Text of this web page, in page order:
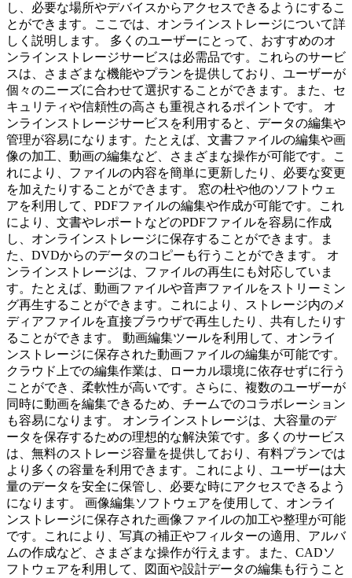
し、必要な場所やデバイスからアクセスできるようにするこ
とができます。ここでは、オンラインストレージについて詳
しく説明します。 多くのユーザーにとって、おすすめのオ
ンラインストレージサービスは必需品です。これらのサービ
スは、さまざまな機能やプランを提供しており、ユーザーが
個々のニーズに合わせて選択することができます。また、セ
キュリティや信頼性の高さも重視されるポイントです。 オ
ンラインストレージサービスを利用すると、データの編集や
管理が容易になります。たとえば、文書ファイルの編集や画
像の加工、動画の編集など、さまざまな操作が可能です。こ
れにより、ファイルの内容を簡単に更新したり、必要な変更
を加えたりすることができます。 窓の杜や他のソフトウェ
アを利用して、PDFファイルの編集や作成が可能です。これ
により、文書やレポートなどのPDFファイルを容易に作成
し、オンラインストレージに保存することができます。ま
た、DVDからのデータのコピーも行うことができます。 オ
ンラインストレージは、ファイルの再生にも対応していま
す。たとえば、動画ファイルや音声ファイルをストリーミン
グ再生することができます。これにより、ストレージ内のメ
ディアファイルを直接ブラウザで再生したり、共有したりす
ることができます。 動画編集ツールを利用して、オンライ
ンストレージに保存された動画ファイルの編集が可能です。
クラウド上での編集作業は、ローカル環境に依存せずに行う
ことができ、柔軟性が高いです。さらに、複数のユーザーが
同時に動画を編集できるため、チームでのコラボレーション
も容易になります。 オンラインストレージは、大容量のデ
ータを保存するための理想的な解決策です。多くのサービス
は、無料のストレージ容量を提供しており、有料プランでは
より多くの容量を利用できます。これにより、ユーザーは大
量のデータを安全に保管し、必要な時にアクセスできるよう
になります。 画像編集ソフトウェアを使用して、オンライ
ンストレージに保存された画像ファイルの加工や整理が可能
です。これにより、写真の補正やフィルターの適用、アルバ
ムの作成など、さまざまな操作が行えます。また、CADソ
フトウェアを利用して、図面や設計データの編集も行うこと